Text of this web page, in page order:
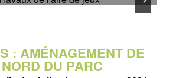
: AMÉNAGEMENT DE
DU PARC